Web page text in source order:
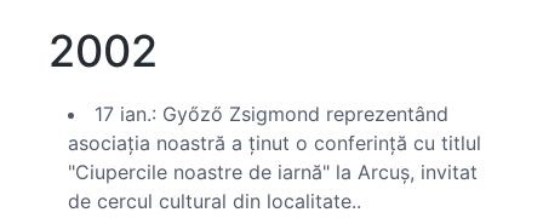
2002
17 ian.: Győző Zsigmond reprezentând
asociaţia noastră a ţinut o conferinţă cu titlul
"Ciupercile noastre de iarnă" la Arcuş, invitat
de cercul cultural din localitate..